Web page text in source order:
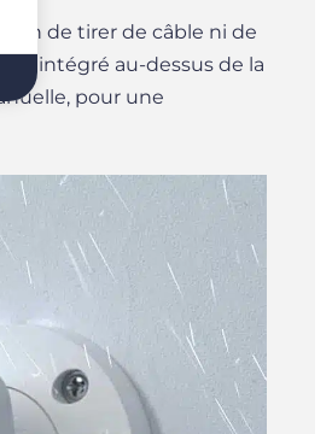
de tirer de câble ni de
intégré au-dessus de la
pour une